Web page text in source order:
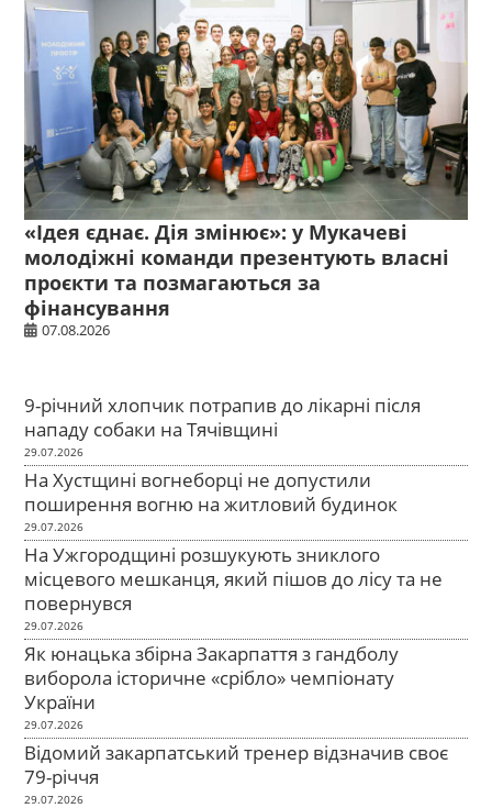
«Ідея єднає. Дія змінює»: у Мукачеві
молодіжні команди презентують власні
проєкти та позмагаються за
фінансування
07.08.2026
9-річний хлопчик потрапив до лікарні після
нападу собаки на Тячівщині
29.07.2026
На Хустщині вогнеборці не допустили
поширення вогню на житловий будинок
29.07.2026
На Ужгородщині розшукують зниклого
місцевого мешканця, який пішов до лісу та не
повернувся
29.07.2026
Як юнацька збірна Закарпаття з гандболу
виборола історичне «срібло» чемпіонату
України
29.07.2026
Відомий закарпатський тренер відзначив своє
79-річчя
29.07.2026